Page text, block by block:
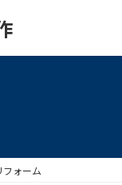
フォーム